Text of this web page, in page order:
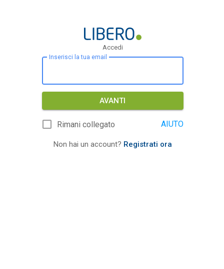
Accedi
Inserisci la tua email
AVANTI
Rimani collegato AIUTO
Non hai un account? Registrati ora